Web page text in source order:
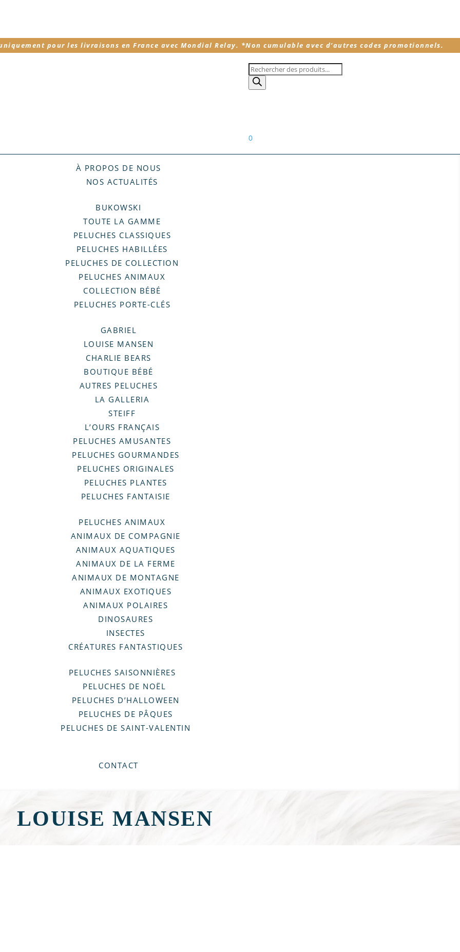
pour les livraisons en France avec Mondial Relay. *Non cumulable avec d’autres codes promotionnels.
Recherche
de
produits
0
À PROPOS DE NOUS
NOS ACTUALITÉS
BUKOWSKI
TOUTE LA GAMME
PELUCHES CLASSIQUES
PELUCHES HABILLÉES
PELUCHES DE COLLECTION
PELUCHES ANIMAUX
COLLECTION BÉBÉ
PELUCHES PORTE-CLÉS
GABRIEL
LOUISE MANSEN
CHARLIE BEARS
BOUTIQUE BÉBÉ
AUTRES PELUCHES
LA GALLERIA
STEIFF
L’OURS FRANÇAIS
PELUCHES AMUSANTES
PELUCHES GOURMANDES
PELUCHES ORIGINALES
PELUCHES PLANTES
PELUCHES FANTAISIE
PELUCHES ANIMAUX
ANIMAUX DE COMPAGNIE
ANIMAUX AQUATIQUES
ANIMAUX DE LA FERME
ANIMAUX DE MONTAGNE
ANIMAUX EXOTIQUES
ANIMAUX POLAIRES
DINOSAURES
INSECTES
CRÉATURES FANTASTIQUES
PELUCHES SAISONNIÈRES
PELUCHES DE NOËL
PELUCHES D’HALLOWEEN
PELUCHES DE PÂQUES
PELUCHES DE SAINT-VALENTIN
CONTACT
LOUISE MANSEN